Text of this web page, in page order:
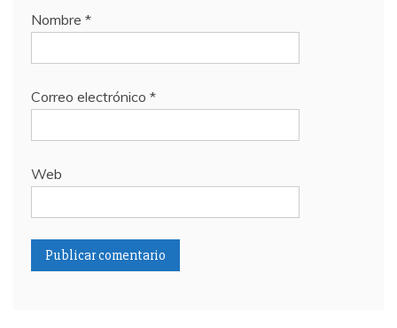
Nombre *
Correo electrónico *
Web